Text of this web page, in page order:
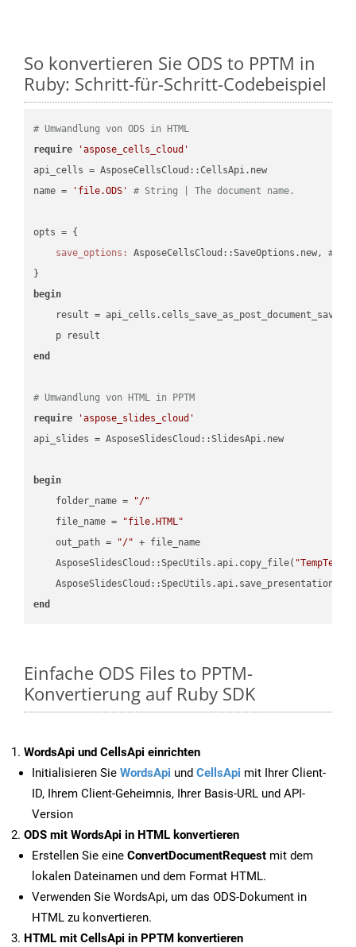
So konvertieren Sie ODS to PPTM in
Ruby: Schritt-für-Schritt-Codebeispiel
# Umwandlung von ODS in HTML
require
'aspose_cells_cloud'
api_cells = AsposeCellsCloud::CellsApi.new
name =
'file.ODS' # String | The document name.
opts = {
save_options:
AsposeCellsCloud::SaveOptions.new, #
begin
result =
end
# Umwandlung von HTML in PPTM
require
'aspose_slides_cloud'
api_slides = AsposeSlidesCloud::SlidesApi.new
begin
    folder_name =
"/"
    file_name =
"file.HTML"
    out_path =
"/" + file_name
    AsposeSlidesCloud::SpecUtils.api.copy_file(
end
Einfache ODS Files to PPTM-
Konvertierung auf Ruby SDK
WordsApi und CellsApi einrichten
Initialisieren Sie WordsApi und CellsApi mit Ihrer Client-
ID, Ihrem Client-Geheimnis, Ihrer Basis-URL und API-
Version
ODS mit WordsApi in HTML konvertieren
Erstellen Sie eine ConvertDocumentRequest mit dem
lokalen Dateinamen und dem Format HTML.
Verwenden Sie WordsApi, um das ODS-Dokument in
HTML zu konvertieren.
HTML mit CellsApi in PPTM konvertieren